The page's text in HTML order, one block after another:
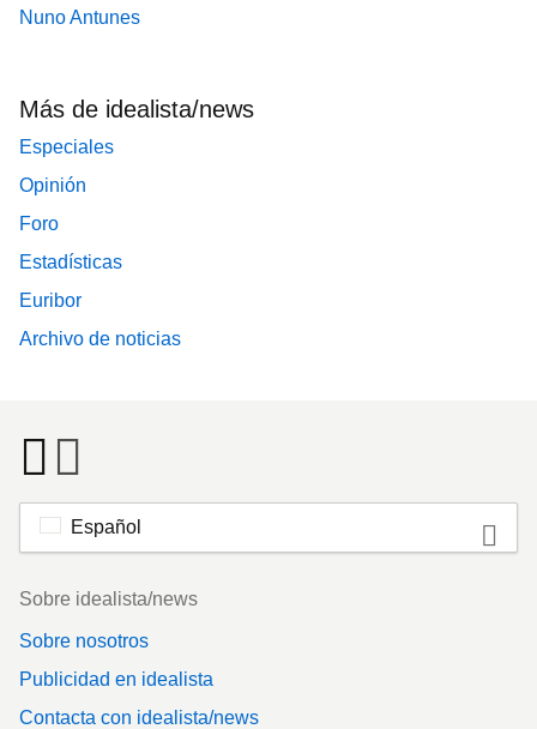
Nuno Antunes
Más de idealista/news
Especiales
Opinión
Foro
Estadísticas
Euribor
Archivo de noticias
Español
Footer
Sobre idealista/news
Sobre nosotros
Publicidad en idealista
Contacta con idealista/news